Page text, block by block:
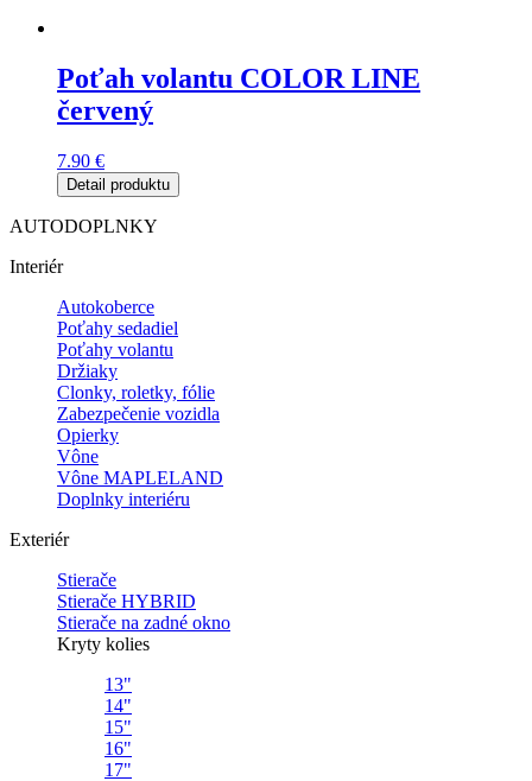
Poťah volantu COLOR LINE
červený
7.90 €
Detail produktu
AUTODOPLNKY
Interiér
Autokoberce
Poťahy sedadiel
Poťahy volantu
Držiaky
Clonky, roletky, fólie
Zabezpečenie vozidla
Opierky
Vône
Vône MAPLELAND
Doplnky interiéru
Exteriér
Stierače
Stierače HYBRID
Stierače na zadné okno
Kryty kolies
13"
14"
15"
16"
17"